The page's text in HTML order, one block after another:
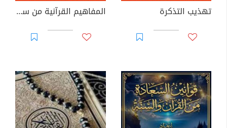
تهذيب التذكرة المفاهيم القرآنية من سورة مريم